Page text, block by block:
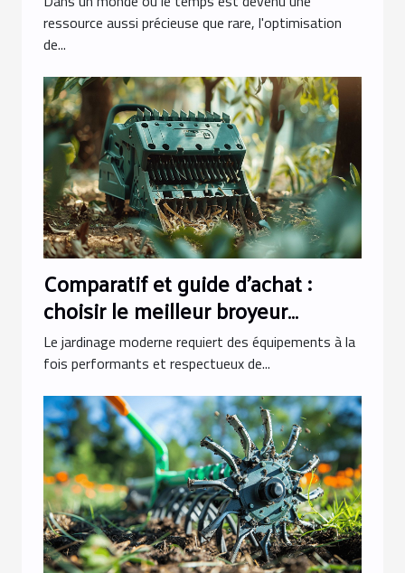
nettoyeur de vitres
ressource aussi précieuse que rare, l'optimisation
de...
Comparatif et guide d'achat :
choisir le meilleur broyeur
végétaux électrique pour votre
jardin
Le jardinage moderne requiert des équipements à la
fois performants et respectueux de...